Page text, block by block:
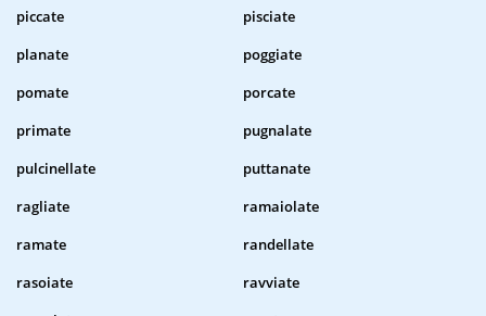
piccate
pisciate
planate
poggiate
pomate
porcate
primate
pugnalate
pulcinellate
puttanate
ragliate
ramaiolate
ramate
randellate
rasoiate
ravviate